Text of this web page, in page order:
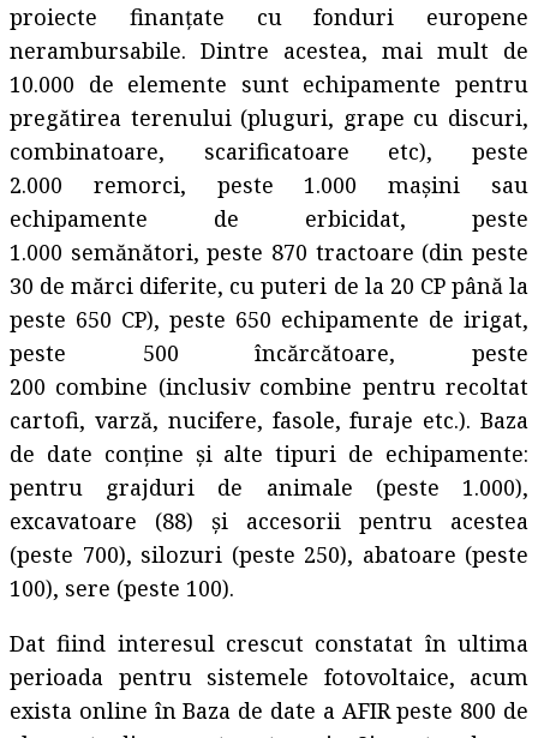
proiecte finanțate cu fonduri europene
nerambursabile. Dintre acestea, mai mult de
10.000 de elemente sunt echipamente pentru
pregătirea terenului (pluguri, grape cu discuri,
combinatoare, scarificatoare etc), peste
2.000 remorci, peste 1.000 mașini sau
echipamente de erbicidat, peste
1.000 semănători, peste 870 tractoare (din peste
30 de mărci diferite, cu puteri de la 20 CP până la
peste 650 CP), peste 650 echipamente de irigat,
peste 500 încărcătoare, peste
200 combine (inclusiv combine pentru recoltat
cartofi, varză, nucifere, fasole, furaje etc.). Baza
de date conține și alte tipuri de echipamente:
pentru grajduri de animale (peste 1.000),
excavatoare (88) și accesorii pentru acestea
(peste 700), silozuri (peste 250), abatoare (peste
100), sere (peste 100).
Dat fiind interesul crescut constatat în ultima
perioada pentru sistemele fotovoltaice, acum
exista online în Baza de date a AFIR peste 800 de